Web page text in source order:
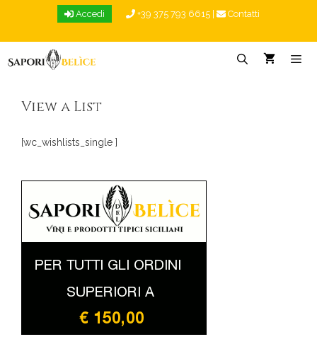
Accedi +39 375 793 6615 Contatti
View a List
[wc_wishlists_single ]